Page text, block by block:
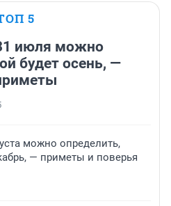
5
июля можно
будет осень, —
можно определить,
— приметы и поверья